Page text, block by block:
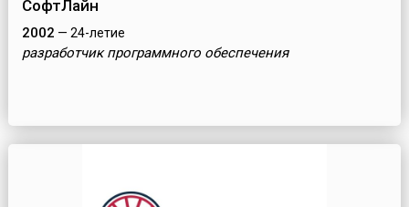
СофтЛайн
2002 — 24-летие
разработчик программного обеспечения